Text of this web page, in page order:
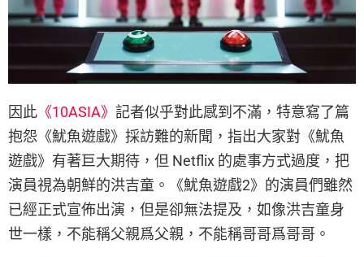
因此 《10ASIA》 記者似乎對此感到不滿，特意寫了篇
抱怨《魷魚遊戲》採訪難的新聞，指出大家對《魷魚
遊戲》有著巨大期待，但 Netflix 的處事方式過度，把
演員視為朝鮮的洪吉童。《魷魚遊戲2》的演員們雖然
已經正式宣佈出演，但是卻無法提及，如像洪吉童身
世一樣，不能稱父親爲父親，不能稱哥哥爲哥哥。